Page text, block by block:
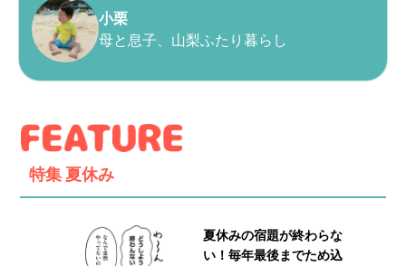
小栗
母と息子、山梨ふたり暮らし
特集 夏休み
夏休みの宿題が終わらな
い！毎年最後までため込